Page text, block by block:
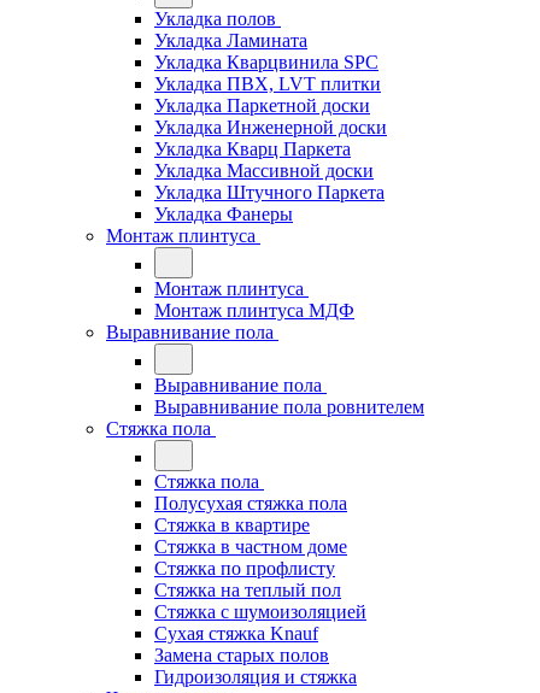
Укладка полов
Укладка Ламината
Укладка Кварцвинила SPC
Укладка ПВХ, LVT плитки
Укладка Паркетной доски
Укладка Инженерной доски
Укладка Кварц Паркета
Укладка Массивной доски
Укладка Штучного Паркета
Укладка Фанеры
Монтаж плинтуса
Монтаж плинтуса
Монтаж плинтуса МДФ
Выравнивание пола
Выравнивание пола
Выравнивание пола ровнителем
Стяжка пола
Стяжка пола
Полусухая стяжка пола
Стяжка в квартире
Стяжка в частном доме
Стяжка по профлисту
Стяжка на теплый пол
Стяжка с шумоизоляцией
Сухая стяжка Knauf
Замена старых полов
Гидроизоляция и стяжка